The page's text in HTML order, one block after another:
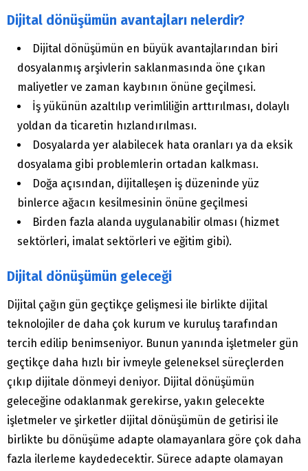
Dijital dönüşümün avantajları nelerdir?
Dijital dönüşümün en büyük avantajlarından biri
dosyalanmış arşivlerin saklanmasında öne çıkan
maliyetler ve zaman kaybının önüne geçilmesi.
İş yükünün azaltılıp verimliliğin arttırılması, dolaylı
yoldan da ticaretin hızlandırılması.
Dosyalarda yer alabilecek hata oranları ya da eksik
dosyalama gibi problemlerin ortadan kalkması.
Doğa açısından, dijitalleşen iş düzeninde yüz
binlerce ağacın kesilmesinin önüne geçilmesi
Birden fazla alanda uygulanabilir olması (hizmet
sektörleri, imalat sektörleri ve eğitim gibi).
Dijital dönüşümün geleceği
Dijital çağın gün geçtikçe gelişmesi ile birlikte dijital
teknolojiler de daha çok kurum ve kuruluş tarafından
tercih edilip benimseniyor. Bunun yanında işletmeler gün
geçtikçe daha hızlı bir ivmeyle geleneksel süreçlerden
çıkıp dijitale dönmeyi deniyor. Dijital dönüşümün
geleceğine odaklanmak gerekirse, yakın gelecekte
işletmeler ve şirketler dijital dönüşümün de getirisi ile
birlikte bu dönüşüme adapte olamayanlara göre çok daha
fazla ilerleme kaydedecektir. Sürece adapte olamayan